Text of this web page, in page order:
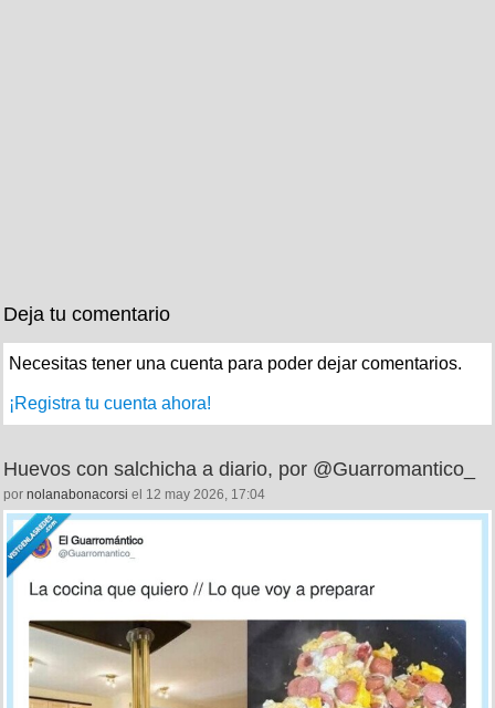
Deja tu comentario
Necesitas tener una cuenta para poder dejar comentarios.
¡Registra tu cuenta ahora!
Huevos con salchicha a diario, por @Guarromantico_
por nolanabonacorsi el 12 may 2026, 17:04